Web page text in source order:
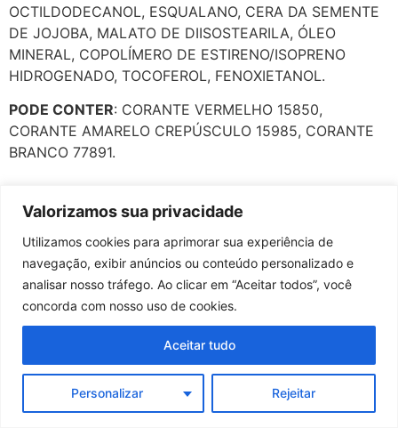
Valorizamos sua privacidade
Utilizamos cookies para aprimorar sua experiência de
navegação, exibir anúncios ou conteúdo personalizado e
analisar nosso tráfego. Ao clicar em “Aceitar todos”, você
concorda com nosso uso de cookies.
Personalizar Rejeitar
Aceitar tudo
OCTILDODECANOL, ESQUALANO, CERA DA SEMENTE
DE JOJOBA, MALATO DE DIISOSTEARILA, ÓLEO
MINERAL, COPOLÍMERO DE ESTIRENO/ISOPRENO
HIDROGENADO, TOCOFEROL, FENOXIETANOL.
PODE CONTER: CORANTE VERMELHO 15850,
CORANTE AMARELO CREPÚSCULO 15985, CORANTE
BRANCO 77891.